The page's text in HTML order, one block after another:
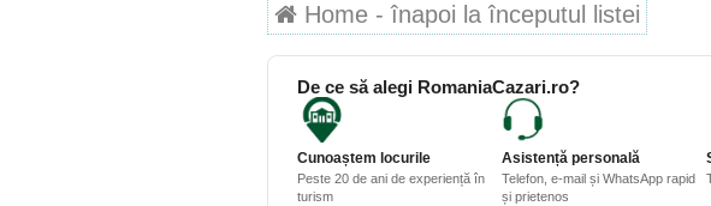
Home - înapoi la începutul listei
De ce să alegi RomaniaCazari.ro?
Cunoaștem locurile
Peste 20 de ani de experiență în
turism
Asistență personală
Telefon, e-mail și WhatsApp rapid
și prietenos